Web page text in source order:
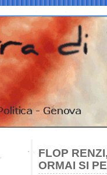
FLOP
ORMAI SI